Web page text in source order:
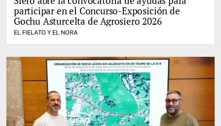
participar en el Concurso-Exposición de
Gochu Asturcelta de Agrosiero 2026
EL FIELATO Y EL NORA